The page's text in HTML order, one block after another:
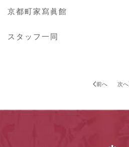
京都町家寫眞館
スタッフ一同
前へ 次へ